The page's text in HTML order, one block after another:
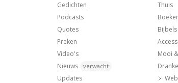
Gedichten
Podcasts
Quotes
Preken
Video's
Nieuws
verwacht
Updates
Thuis
Bijbels
Mooi